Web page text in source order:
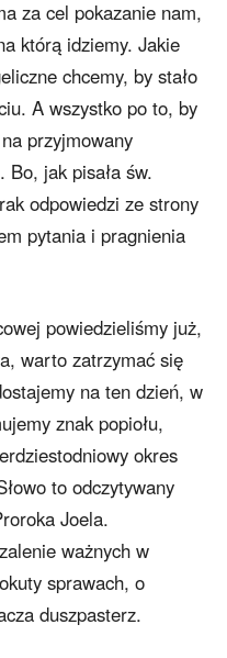
za cel pokazanie nam,
którą idziemy. Jakie
chcemy, by stało
A wszystko po to, by
przyjmowany
Bo, jak pisała św.
odpowiedzi ze strony
pytania i pragnienia
powiedzieliśmy już,
warto zatrzymać się
na ten dzień, w
znak popiołu,
okres
to odczytywany
Joela.
ważnych w
sprawach, o
duszpasterz.